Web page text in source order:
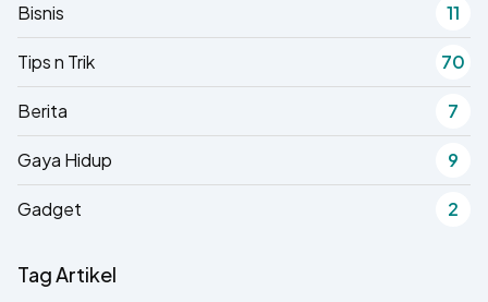
Bisnis 11
Tips n Trik 70
Berita 7
Gaya Hidup 9
Gadget 2
Tag Artikel